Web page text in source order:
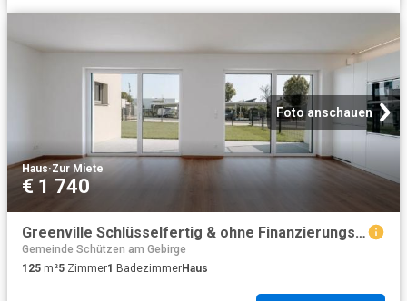
Foto anschauen
Haus·Zur Miete
€ 1 740
Greenville Schlüsselfertig & ohne Finanzierungsbeitrag!
Gemeinde Schützen am Gebirge
125 m²5 Zimmer1 BadezimmerHaus